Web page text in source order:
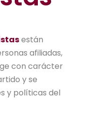
están
afiliadas,
con carácter
y se
y políticas del